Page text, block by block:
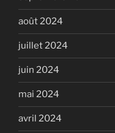
août 2024
juillet 2024
juin 2024
mai 2024
avril 2024